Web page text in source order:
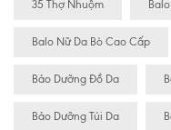
35 Thợ Nhuộm
Balo Nữ Da Bò Cao Cấp
Bảo Dưỡng Đồ Da
Bảo Dưỡng Túi Da